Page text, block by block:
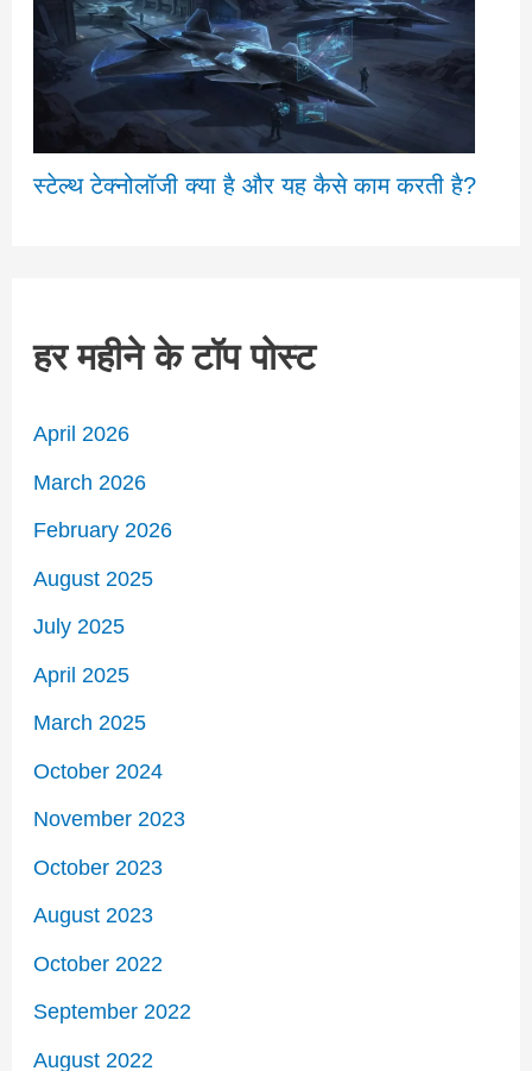
स्टेल्थ टेक्नोलॉजी क्या है और यह कैसे काम करती है?
हर महीने के टॉप पोस्ट
April 2026
March 2026
February 2026
August 2025
July 2025
April 2025
March 2025
October 2024
November 2023
October 2023
August 2023
October 2022
September 2022
August 2022